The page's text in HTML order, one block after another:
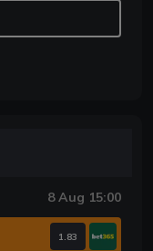
8 Aug 15:00
1.83